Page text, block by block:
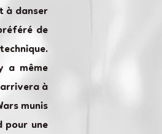
à danser
de
a même
arrivera à
munis
pour une